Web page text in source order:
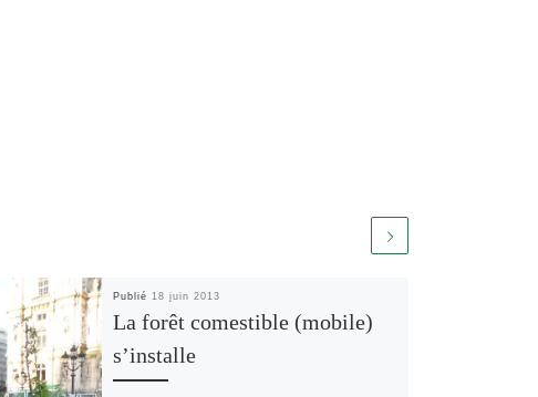
Publié 18 juin 2013
La forêt comestible (mobile)
s’installe